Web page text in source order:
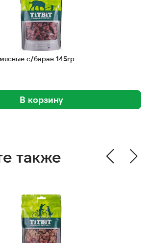
с/баран 145гр
В корзину
также